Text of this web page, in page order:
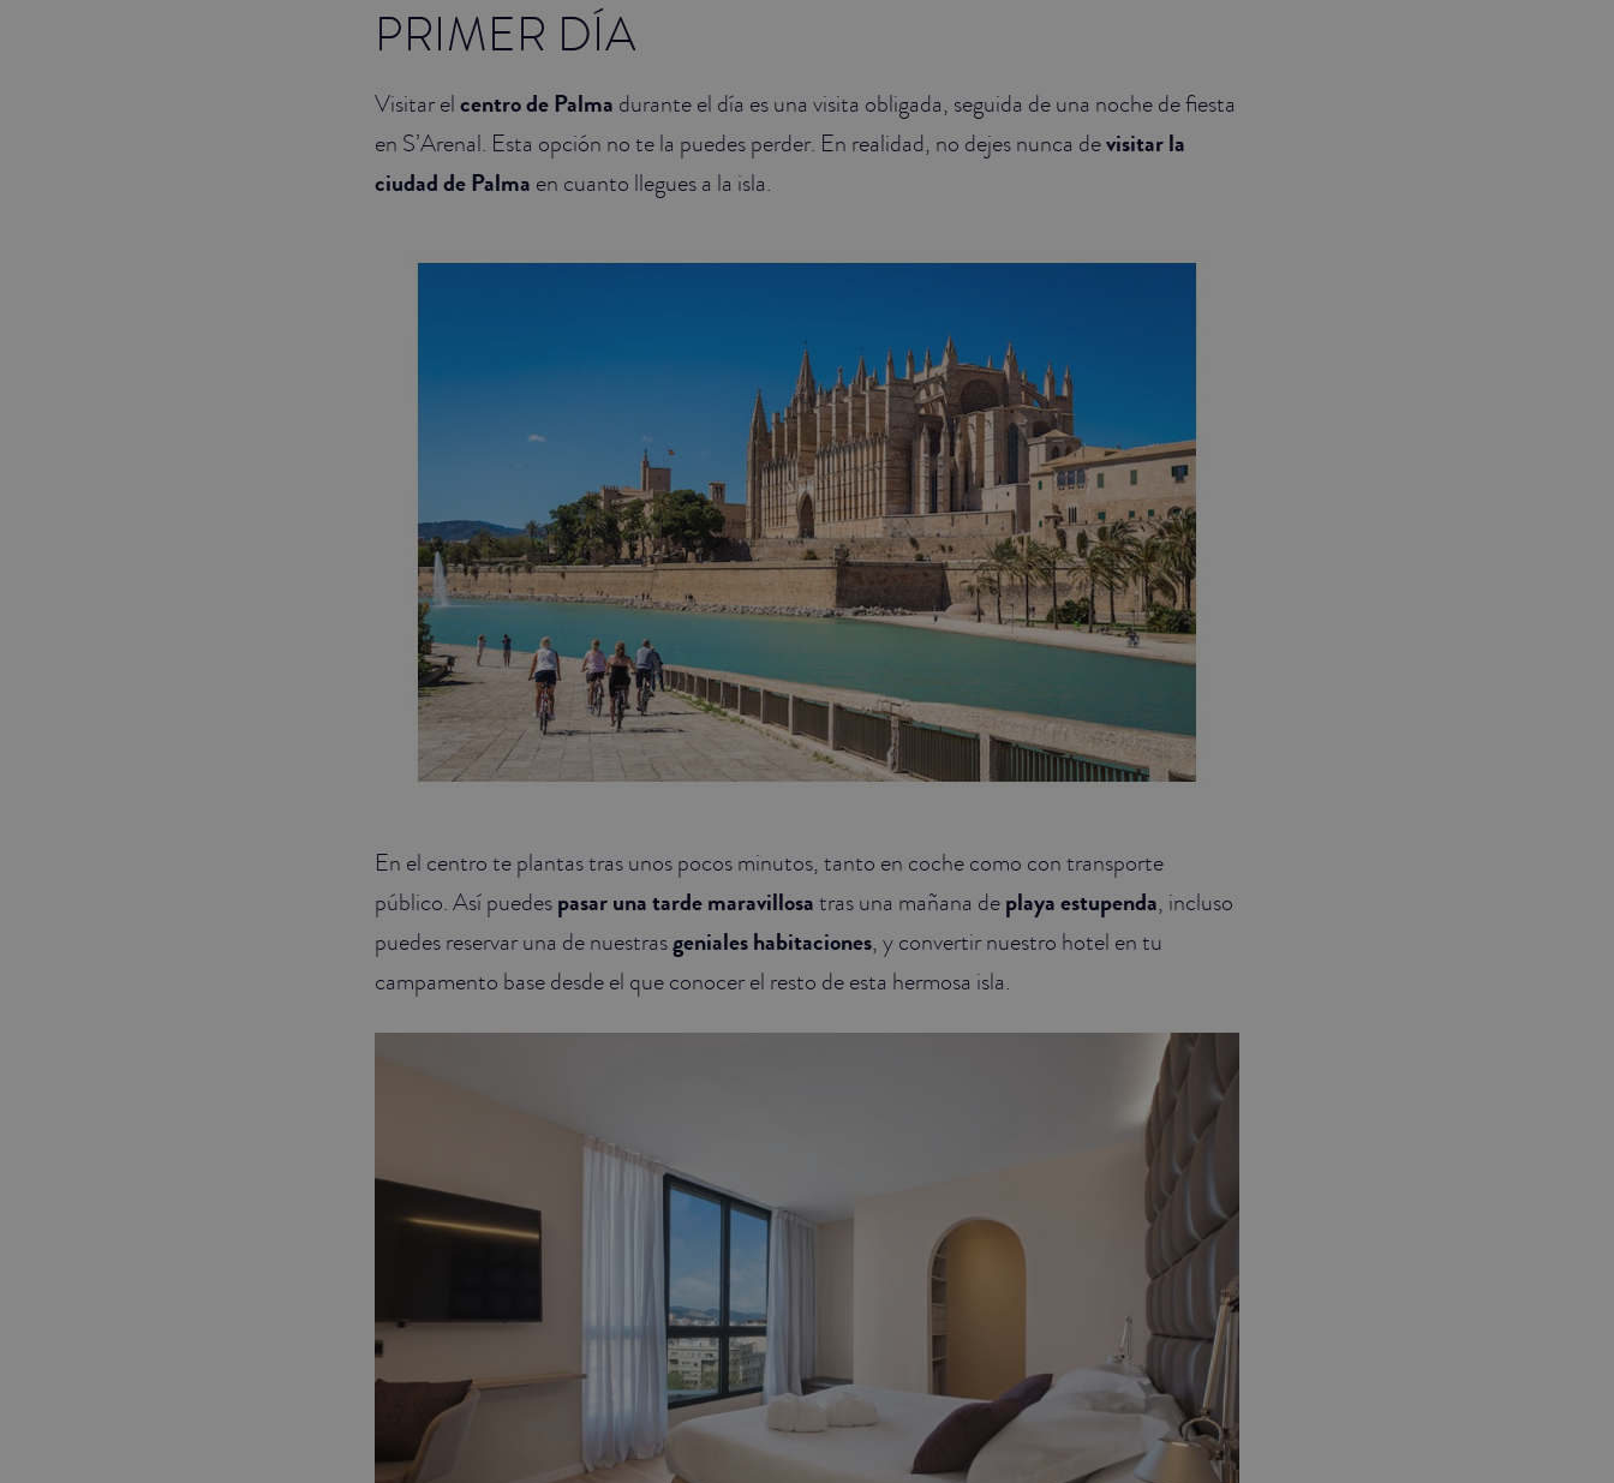
PRIMER DÍA
Visitar elcentro de Palma durante el día es una visita obligada, seguida de una noche de fiesta
en S’Arenal. Esta opción no te la puedes perder. En realidad, no dejes nunca devisitar la
ciudad de Palma en cuanto llegues a la isla.
En el centro te plantas tras unos pocos minutos, tanto en coche como con transporte
público. Así puedespasar una tarde maravillosatras una mañana deplaya estupenda, incluso
puedes reservar una de nuestrasgeniales habitaciones, y convertir nuestro hotel en tu
campamento base desde el que conocer el resto de esta hermosa isla.